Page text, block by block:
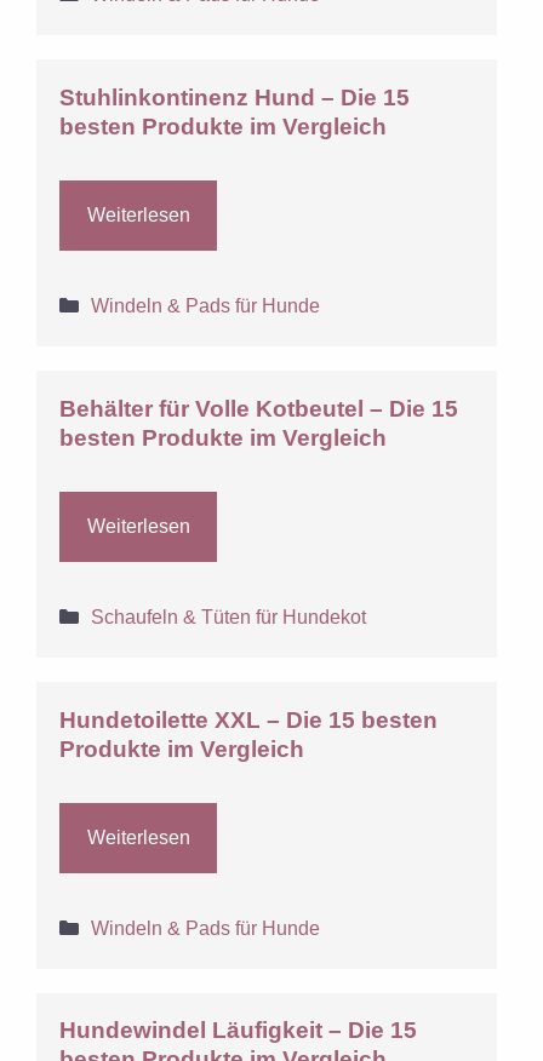
Stuhlinkontinenz Hund – Die 15
besten Produkte im Vergleich
Weiterlesen
Kategorien
Windeln & Pads für Hunde
Behälter für Volle Kotbeutel – Die 15
besten Produkte im Vergleich
Weiterlesen
Kategorien
Schaufeln & Tüten für Hundekot
Hundetoilette XXL – Die 15 besten
Produkte im Vergleich
Weiterlesen
Kategorien
Windeln & Pads für Hunde
Hundewindel Läufigkeit – Die 15